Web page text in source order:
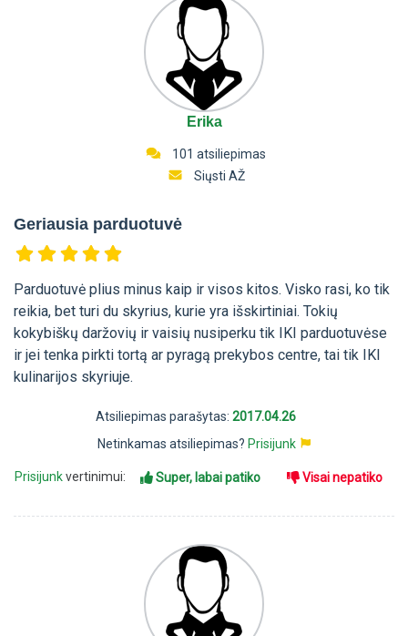
Erika
101 atsiliepimas
Siųsti AŽ
Geriausia parduotuvė
Parduotuvė plius minus kaip ir visos kitos. Visko rasi, ko tik
reikia, bet turi du skyrius, kurie yra išskirtiniai. Tokių
kokybiškų daržovių ir vaisių nusiperku tik IKI parduotuvėse
ir jei tenka pirkti tortą ar pyragą prekybos centre, tai tik IKI
kulinarijos skyriuje.
Atsiliepimas parašytas: 2017.04.26
Netinkamas atsiliepimas? Prisijunk
Prisijunkvertinimui: Super, labai patiko Visai nepatiko